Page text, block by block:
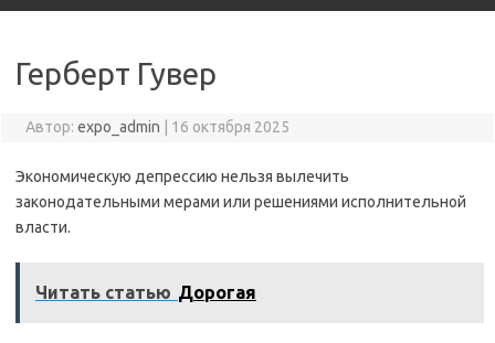
Герберт Гувер
Автор: expo_admin 16 октября 2025
Экономическую депрессию нельзя вылечить
законодательными мерами или решениями исполнительной
власти.
Читать статью Дорогая